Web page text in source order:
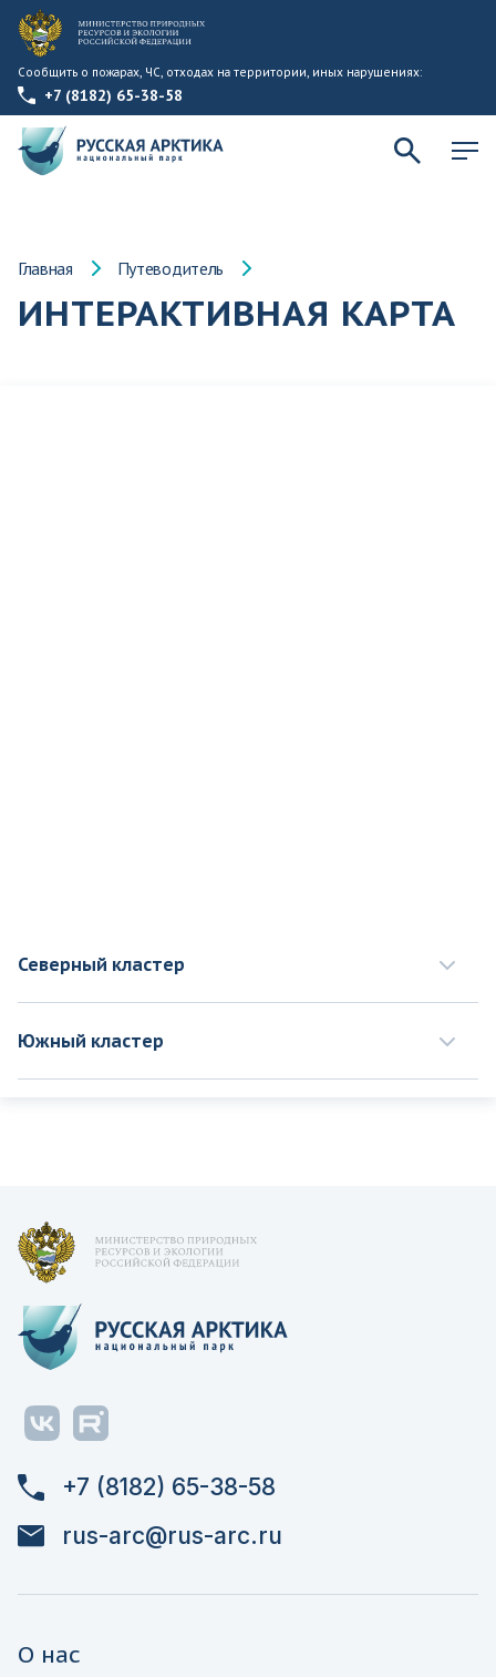
Сообщить о пожарах, ЧС, отходах на территории, иных нарушениях:
+7 (8182) 65-38-58
Главная Путеводитель
ИНТЕРАКТИВНАЯ КАРТА
Северный кластер
Южный кластер
+7 (8182) 65-38-58
rus-arc@rus-arc.ru
О нас